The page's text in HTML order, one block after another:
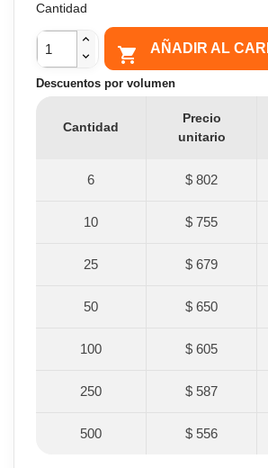
Cantidad
 AÑADIR AL
Descuentos por volumen
Cantidad
Precio
unitario
6 $ 802
10 $ 755
25 $ 679
50 $ 650
100 $ 605
250 $ 587
500 $ 556